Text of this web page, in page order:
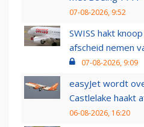
07-08-2026, 9:52
SWISS hakt
afscheid nemen
07-08-2026, 9:09
easyJet wordt
Castlelake haakt
06-08-2026, 16:20